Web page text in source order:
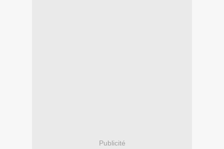
Publicité